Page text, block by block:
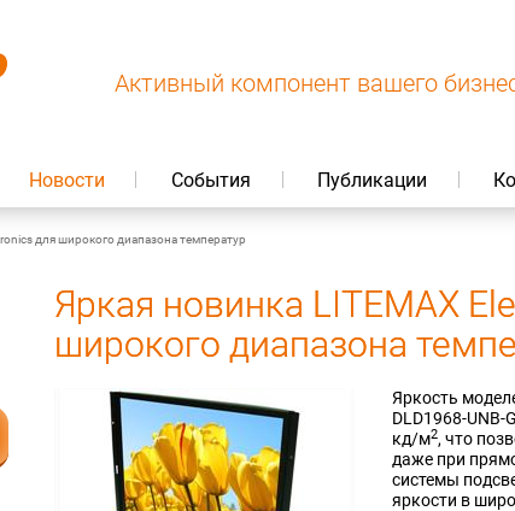
Активный компонент вашего
Новости События Публикации
для широкого диапазона температур
Яркая новинка LITEMAX
широкого диапазона
Яркость
DLD1968-UNB-
кд/м2, что
даже при
системы
яркости в